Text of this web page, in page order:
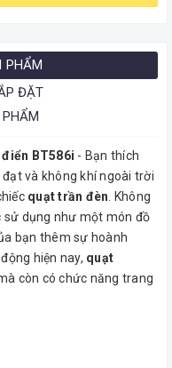
PHẨM
ĐẶT
BT586i - Bạn thích
và không khí ngoài trời
quạt trần đèn. Không
dụng như một món đồ
bạn thêm sự hoành
hiện nay, quạt
còn có chức năng trang